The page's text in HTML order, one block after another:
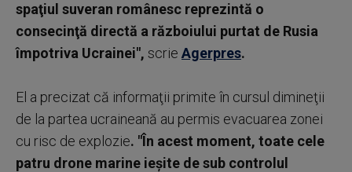
spaţiul suveran românesc reprezintă o
consecinţă directă a războiului purtat de Rusia
împotriva Ucrainei", scrie Agerpres.
El a precizat că informaţii primite în cursul dimineţii
de la partea ucraineană au permis evacuarea zonei
cu risc de explozie. "În acest moment, toate cele
patru drone marine ieşite de sub controlul